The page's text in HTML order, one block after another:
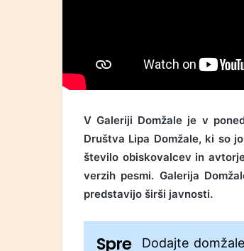
V Galeriji Domžale je v
Društva Lipa Domžale, ki so
število obiskovalcev in
verzih pesmi. Galerija
predstavijo širši javnosti.
Spre
Dodajte